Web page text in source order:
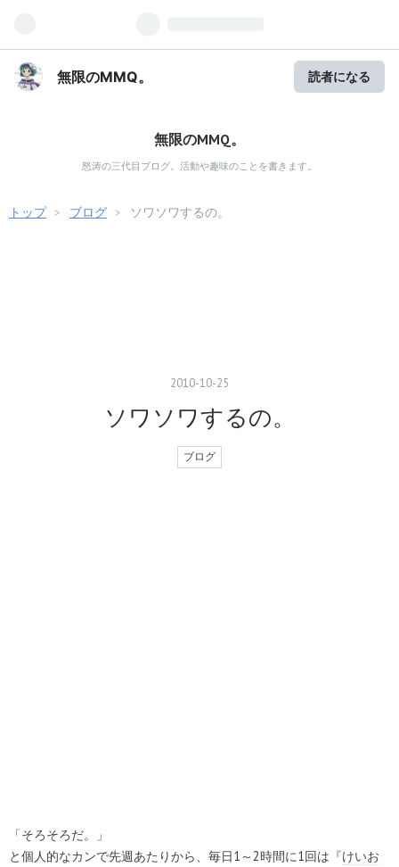
無限のMMQ。 読者になる
無限のMMQ。
怒涛の三代目ブログ。活動や趣味のことを書きます。
トップ > ブログ > ソワソワするの。
2010-10-25
ソワソワするの。
ブログ
「そろそろだ。」
と個人的なカンで先週あたりから、毎日1～2時間に1回は『けいお